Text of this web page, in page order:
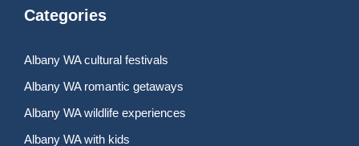
Categories
Albany WA cultural festivals
Albany WA romantic getaways
Albany WA wildlife experiences
Albany WA with kids